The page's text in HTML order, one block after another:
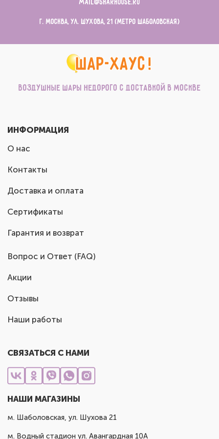
mail@sharhouse.ru
г. Москва, ул. Шухова, 21 (метро Шаболовская)
Воздушные шары недорого с доставкой в Москве
ИНФОРМАЦИЯ
О нас
Контакты
Доставка и оплата
Сертификаты
Гарантия и возврат
Вопрос и Ответ (FAQ)
Акции
Отзывы
Наши работы
СВЯЗАТЬСЯ С НАМИ
НАШИ МАГАЗИНЫ
м. Шаболовская, ул. Шухова 21
м. Водный стадион ул. Авангардная 10А